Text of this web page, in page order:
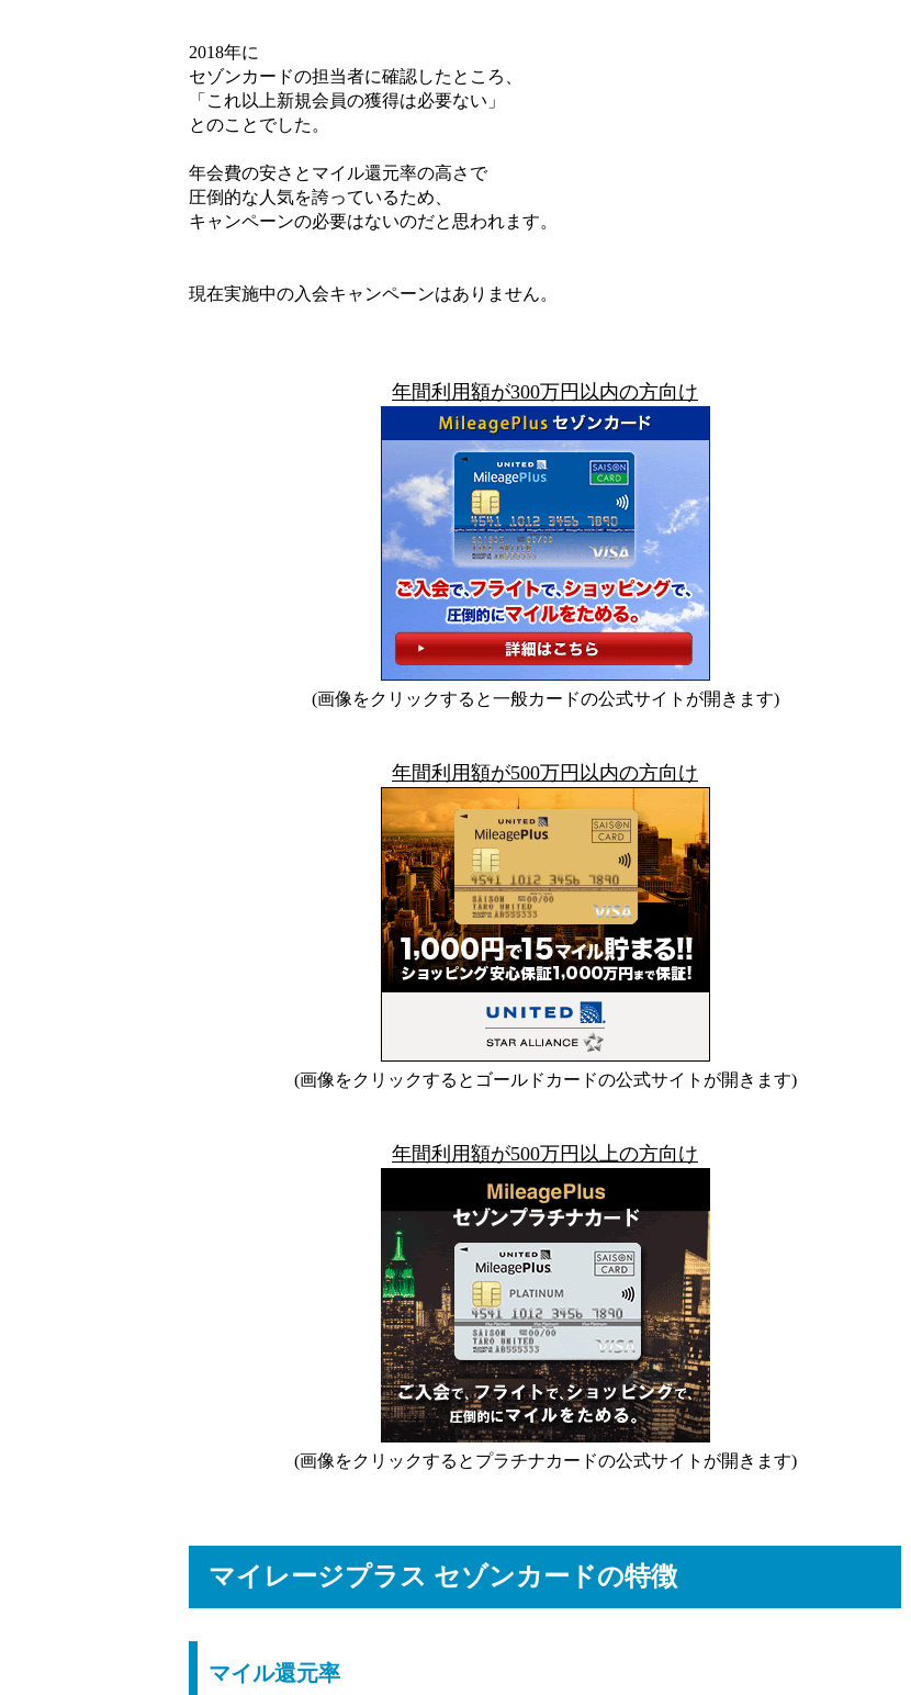
2018年に
セゾンカードの担当者に確認したところ、
「これ以上新規会員の獲得は必要ない」
とのことでした。
年会費の安さとマイル還元率の高さで
圧倒的な人気を誇っているため、
キャンペーンの必要はないのだと思われます。
現在実施中の入会キャンペーンはありません。
年間利用額が300万円以内の方向け
(画像をクリックすると一般カードの公式サイトが開きます)
年間利用額が500万円以内の方向け
(画像をクリックするとゴールドカードの公式サイトが開きます)
年間利用額が500万円以上の方向け
(画像をクリックするとプラチナカードの公式サイトが開きます)
マイレージプラス セゾンカードの特徴
マイル還元率